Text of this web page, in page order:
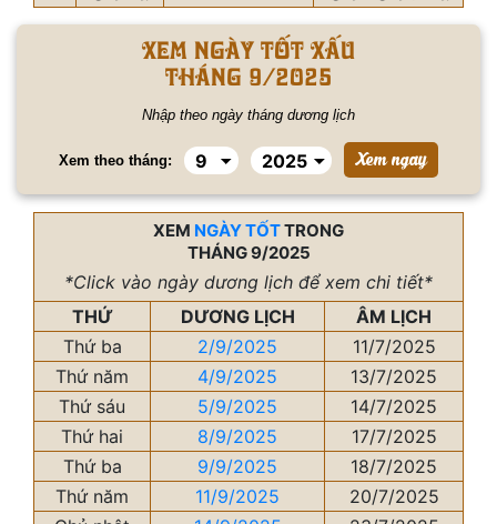
Xem ngày tốt xấu
tháng 9/2025
Nhập theo ngày tháng dương lịch
Xem theo tháng:
XEM NGÀY TỐTTRONG
THÁNG 9/2025
*Click vào ngày dương lịch để xem chi tiết*
THỨ
DƯƠNG LỊCH
ÂM LỊCH
Thứ ba
2/9/2025
11/7/2025
Thứ năm
4/9/2025
13/7/2025
Thứ sáu
5/9/2025
14/7/2025
Thứ hai
8/9/2025
17/7/2025
Thứ ba
9/9/2025
18/7/2025
Thứ năm
11/9/2025
20/7/2025